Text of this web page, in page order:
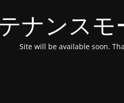
ナンス
Site will be available soon.